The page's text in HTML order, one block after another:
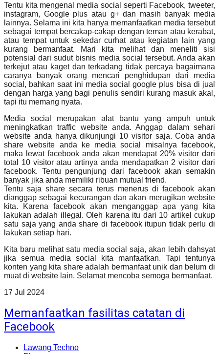
Tentu kita mengenal media social seperti Facebook, tweeter,
instagram, Google plus atau g+ dan masih banyak media
lainnya. Selama ini kita hanya memanfaatkan media tersebut
sebagai tempat bercakap-cakap dengan teman atau kerabat,
atau tempat untuk sekedar curhat atau kegiatan lain yang
kurang bermanfaat. Mari kita melihat dan meneliti sisi
potensial dari sudut bisnis media social tersebut. Anda akan
terkejut atau kaget dan terkadang tidak percaya bagaimana
caranya banyak orang mencari penghidupan dari media
social, bahkan saat ini media social google plus bisa di jual
dengan harga yang bagi penulis sendiri kurang masuk akal,
tapi itu memang nyata.
Media social merupakan alat bantu yang ampuh untuk
meningkatkan traffic website anda. Anggap dalam sehari
website anda hanya dikunjungi 10 visitor saja. Coba anda
share website anda ke media social misalnya facebook,
maka lewat facebook anda akan mendapat 20% visitor dari
total 10 visitor atau artinya anda mendapatkan 2 visitor dari
facebook. Tentu pengunjung dari facebook akan semakin
banyak jika anda memiliki ribuan mutual friend.
Tentu saja share secara terus menerus di facebook akan
dianggap sebagai kecurangan dan akan merugikan website
kita. Karena facebook akan menganggap apa yang kita
lakukan adalah illegal. Oleh karena itu dari 10 artikel cukup
satu saja yang anda share di facebook itupun tidak perlu di
lakukan setiap hari.
Kita baru melihat satu media social saja, akan lebih dahsyat
jika semua media social kita manfaatkan. Tapi tentunya
konten yang kita share adalah bermanfaat unik dan belum di
muat di website lain. Selamat mencoba semoga bermanfaat.
17 Jul 2024
Memanfaatkan fasilitas catatan di
Facebook
Lawang Techno